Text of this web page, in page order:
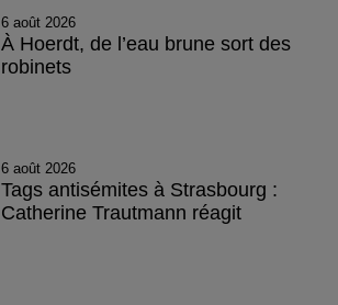
6 août 2026
À Hoerdt, de l’eau brune sort des
robinets
6 août 2026
Tags antisémites à Strasbourg :
Catherine Trautmann réagit